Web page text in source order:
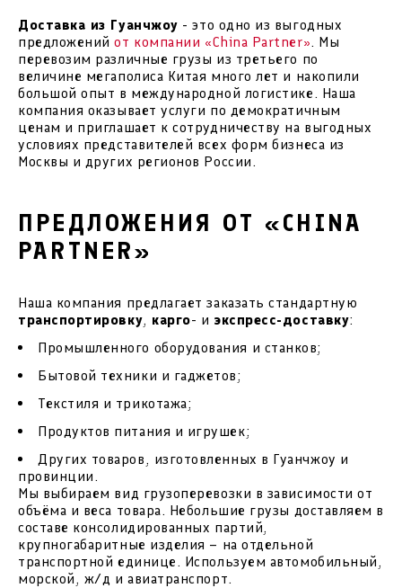
Доставка из Гуанчжоу - это одно из выгодных
предложенийот компании «China Partner». Мы
перевозим различные грузы из третьего по
величине мегаполиса Китая много лет и накопили
большой опыт в международной логистике. Наша
компания оказывает услуги по демократичным
ценам и приглашает к сотрудничеству на выгодных
условиях представителей всех форм бизнеса из
Москвы и других регионов России.
ПРЕДЛОЖЕНИЯ ОТ «CHINA
PARTNER»
Наша компания предлагает заказать стандартную
транспортировку, карго- и экспресс-доставку:
Промышленного оборудования и станков;
Бытовой техники и гаджетов;
Текстиля и трикотажа;
Продуктов питания и игрушек;
Других товаров, изготовленных в Гуанчжоу и
провинции.
Мы выбираем вид грузоперевозки в зависимости от
объёма и веса товара. Небольшие грузы доставляем в
составе консолидированных партий,
крупногабаритные изделия – на отдельной
транспортной единице. Используем автомобильный,
морской, ж/д и авиатранспорт.